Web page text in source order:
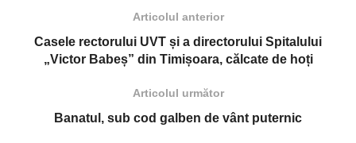
Articolul anterior
Casele rectorului UVT și a directorului Spitalului
„Victor Babeș” din Timișoara, călcate de hoți
Articolul următor
Banatul, sub cod galben de vânt puternic